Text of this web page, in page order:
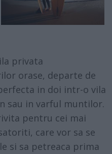
privata
orase, departe de
in doi intr-o vila
sau in varful muntilor.
pentru cei mai
care vor sa se
si sa petreaca prima